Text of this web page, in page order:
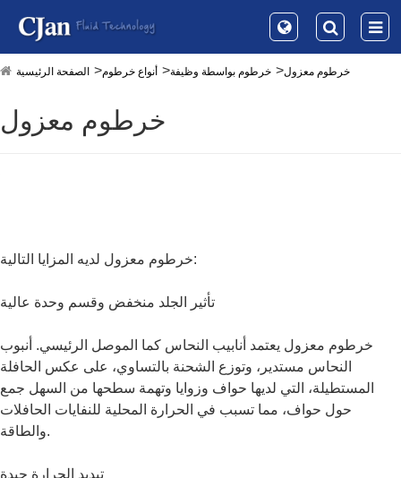
الصفحة الرئيسية أنواع خرطوم خرطوم بواسطة وظيفة خرطوم معزول
خرطوم معزول
خرطوم معزول لديه المزايا التالية:
تأثير الجلد منخفض وقسم وحدة عالية
خرطوم معزول يعتمد أنابيب النحاس كما الموصل الرئيسي. أنبوب
النحاس مستدير، وتوزع الشحنة بالتساوي، على عكس الحافلة
المستطيلة، التي لديها حواف وزوايا وتهمة سطحها من السهل جمع
حول حواف، مما تسبب في الحرارة المحلية للنفايات الحافلات
والطاقة.
تبديد الحرارة جيدة